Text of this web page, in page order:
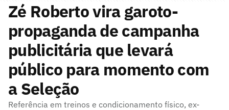
Zé Roberto vira garoto-
propaganda de campanha
publicitária que levará
público para momento com
a Seleção
Referência em treinos e condicionamento físico, ex-